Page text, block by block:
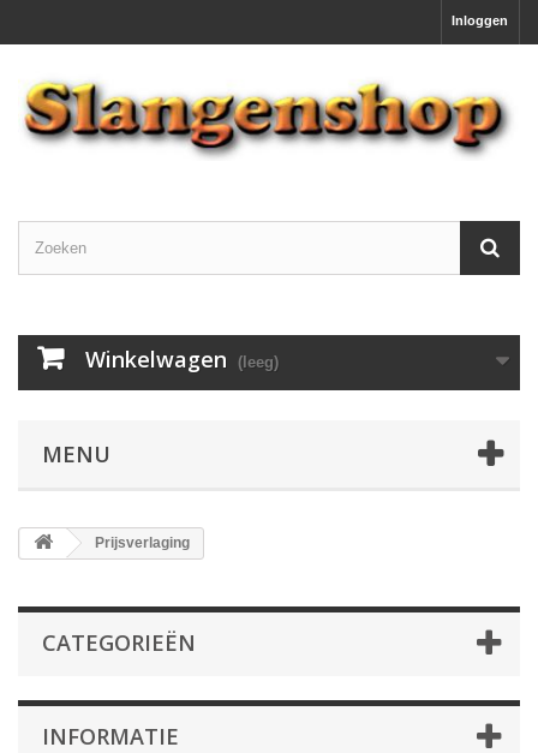
Inloggen
Winkelwagen (leeg)
MENU
Prijsverlaging
CATEGORIEËN
INFORMATIE